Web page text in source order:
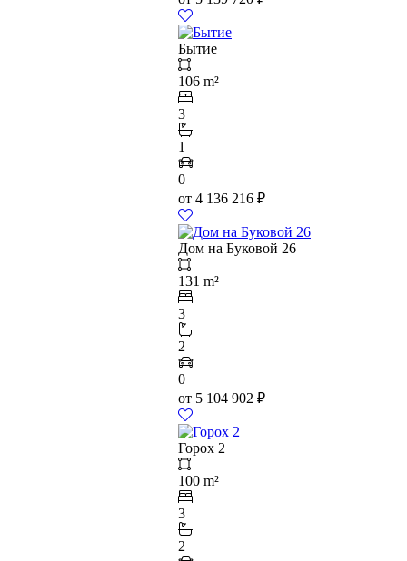
Бытие
106 m²
3
1
0
от 4 136 216 ₽
Дом на Буковой 26
131 m²
3
2
0
от 5 104 902 ₽
Горох 2
100 m²
3
2